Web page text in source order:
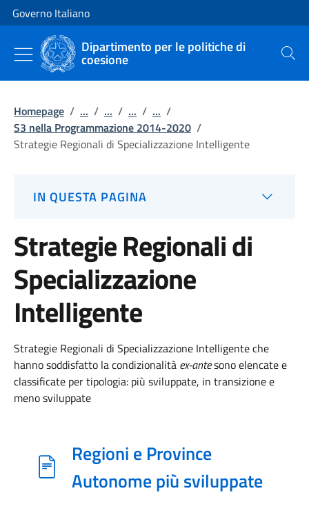
Vai al contenuto
Vai alla navigazione del sito
Governo Italiano
Dipartimento per le politiche di
coesione Cerca
Homepage / ... / ... / ... / ... /
S3 nella Programmazione 2014-2020 /
Strategie Regionali di Specializzazione Intelligente
IN QUESTA PAGINA
Strategie Regionali di
Specializzazione
Intelligente
Strategie Regionali di Specializzazione Intelligente che
hanno soddisfatto la condizionalità ex-antesono elencate e
classificate per tipologia: più sviluppate, in transizione e
meno sviluppate
Regioni e Province
Autonome più sviluppate